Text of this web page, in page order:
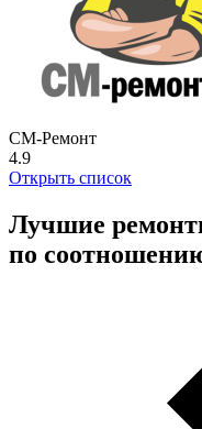
СМ-Ремонт
4.9
Открыть список
Лучшие
по